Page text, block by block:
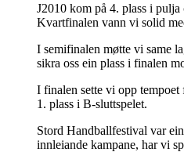
J2010 kom på 4. plass i
Kvartfinalen vann vi solid
I semifinalen møtte vi same
sikra oss ein plass i finalen
I finalen sette vi opp
1. plass i B-sluttspelet.
Stord Handballfestival var
innleiande kampane, har vi